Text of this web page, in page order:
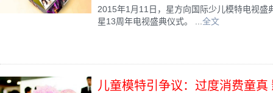
2015年1月11日，星方向国际少儿模特电视盛
星13周年电视盛典仪式。 ... 全文
儿童模特引争议：过度消费童真